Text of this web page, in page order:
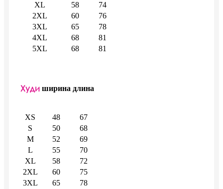
XL
58
74
2XL
60
76
3XL
65
78
4XL
68
81
5XL
68 81
Худи ширина длина
XS 48
67
S
50
68
M
52
69
L
55
70
XL
58
72
2XL
60
75
3XL
65
78